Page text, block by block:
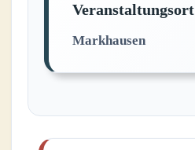
Veranstaltungsort
Markhausen